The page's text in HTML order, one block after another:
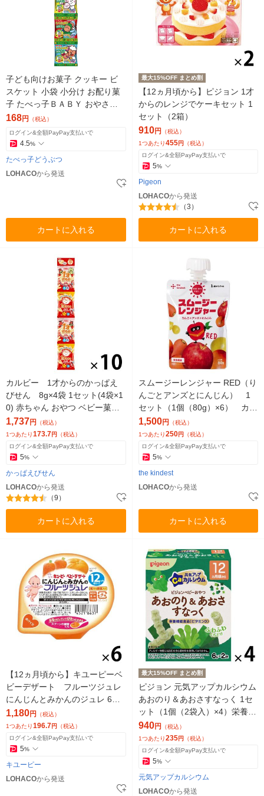
子ども向けお菓子 クッキー ビ
スケット 小袋 小分け お配り菓
子 たべっ子ＢＡＢＹ おやさ
い 14g×4連袋 1個
168円 （税込）
ログイン&全額PayPay支払いで
4.5%
たべっ子どうぶつ
LOHACOから発送
カートに入れる
最大15%OFF まとめ割
【12ヵ月頃から】ピジョン 1才
からのレンジでケーキセット 1
セット（2箱）
910円 （税込）
1つあたり455円 （税込）
ログイン&全額PayPay支払いで
5%
Pigeon
LOHACOから発送
（3）
カートに入れる
カルビー 1才からのかっぱえ
びせん 8g×4袋 1セット(4袋×1
0) 赤ちゃん おやつ ベビー菓子
小袋 小分け 食べきり
1,737円
（税込）
1つあたり173.7円 （税込）
ログイン&全額PayPay支払いで
5%
かっぱえびせん
LOHACOから発送
（9）
カートに入れる
スムージーレンジャー RED（り
んごとアンズとにんじん） 1
セット（1個（80g）×6） カイ
ンデスト
1,500円
（税込）
1つあたり250円 （税込）
ログイン&全額PayPay支払いで
5%
the kindest
LOHACOから発送
カートに入れる
【12ヵ月頃から】キユーピーベ
ビーデザート フルーツジュレ
にんじんとみかんのジュレ 6個
ベビーフード 離乳食
1,180円 （税込）
1つあたり196.7円 （税込）
ログイン&全額PayPay支払いで
5%
キユーピー
LOHACOから発送
最大15%OFF まとめ割
ピジョン 元気アップカルシウム
あおのり＆あおさすなっく 1セ
ット（1個（2袋入）×4）栄養機
能食品 12ヵ月頃から ベビーお
やつ
940円 （税込）
1つあたり235円 （税込）
ログイン&全額PayPay支払いで
5%
元気アップカルシウム
LOHACOから発送